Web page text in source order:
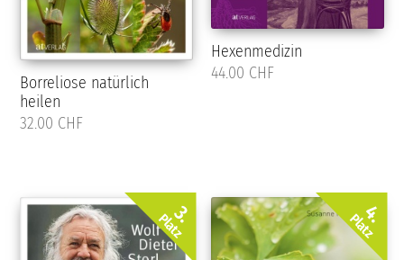
Borreliose natürlich
heilen
32.00 CHF
Hexenmedizin
44.00 CHF
3.
Platz 4.
Platz